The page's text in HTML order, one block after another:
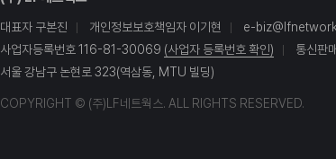
대표자 구본진 개인정보보호책임자 이기현 e-
사업자등록번호 116-81-30069 (사업자 등록번호 확인)
통신판
서울 강남구 논현로 323(역삼동, MTU 빌딩)
COPYRIGHT © (주)LF네트웍스. ALL RIGHTS RESERVED.